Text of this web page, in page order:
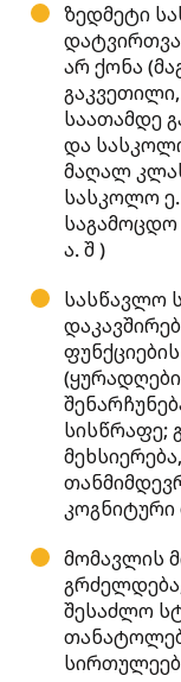
ზედმეტი
არ ქონა
საათამდე
და
მაღალ
სასკოლო
საგამოცდო
ა. შ )
სასწავლო
სისწრაფე;
მომავლის
შესაძლო